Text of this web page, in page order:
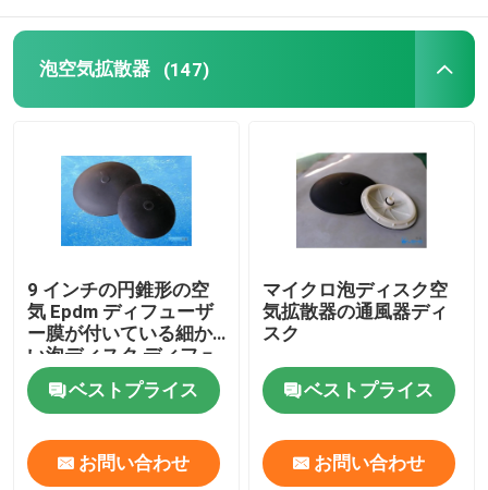
泡空気拡散器 (147)
9 インチの円錐形の空
気 Epdm ディフューザ
ー膜が付いている細か
い泡ディスク ディフュ
ーザー
ベストプライス
お問い合わせ
マイクロ泡ディスク空
気拡散器の通風器ディ
スク
ベストプライス
お問い合わせ